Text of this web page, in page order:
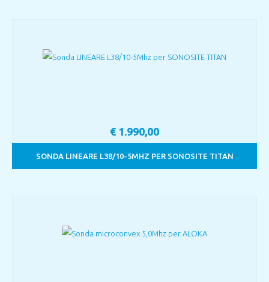
SONDA LINEARE L38/10-5MHZ PER SONOSITE TITAN
€ 1.990,00